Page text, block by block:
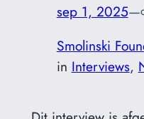
sep 1, 2025—
Smolinski
in Interviews,